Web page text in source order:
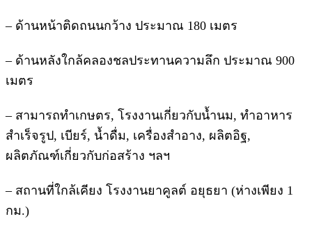
– ด้านหน้าติดถนนกว้าง ประมาณ 180 เมตร
– ด้านหลังใกล้คลองชลประทานความลึก ประมาณ 900
เมตร
– สามารถทำเกษตร, โรงงานเกี่ยวกับน้ำนม, ทำอาหาร
สำเร็จรูป, เบียร์, น้ำดื่ม, เครื่องสำอาง, ผลิตอิฐ,
ผลิตภัณฑ์เกี่ยวกับก่อสร้าง ฯลฯ
– สถานที่ใกล้เคียง โรงงานยาคูลต์ อยุธยา (ห่างเพียง 1
กม.)